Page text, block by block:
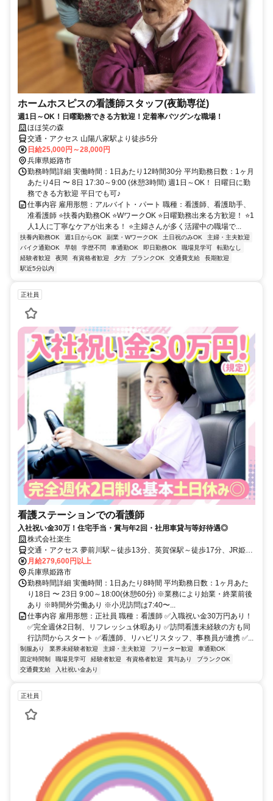
ホームホスピスの看護師スタッフ(夜勤専従)
週1日～OK！日曜勤務できる方歓迎！定着率バツグンな職場！
ほほ笑の森
交通・アクセス 山陽八家駅より徒歩5分
日給25,000円～28,000円
兵庫県姫路市
勤務時間詳細 実働時間：1日あたり12時間30分 平均勤務日数：1ヶ月
あたり4日 〜 8日 17:30～9:00 (休憩3時間) 週1日～OK！ 日曜日に勤
務できる方歓迎 平日でも可♪
仕事内容 雇用形態：アルバイト・パート 職種：看護師、看護助手、
准看護師 ⭐扶養内勤務OK ⭐WワークOK ⭐日曜勤務出来る方歓迎！ ⭐1
人1人に丁寧なケアが出来る！ ⭐主婦さんが多く活躍中の職場で...
扶養内勤務OK 週1日からOK 副業・WワークOK 土日祝のみOK
主婦・主夫歓迎
バイク通勤OK
早朝 学歴不問 車通勤OK 即日勤務OK 職場見学可
転勤なし
経験者歓迎
夜間 有資格者歓迎 夕方 ブランクOK 交通費支給
長期歓迎
駅近5分以内
正社員
看護ステーションでの看護師
入社祝い金30万！住宅手当・賞与年2回・社用車貸与等好待遇◎
株式会社楽生
交通・アクセス 夢前川駅～徒歩13分、英賀保駅～徒歩17分、JR姫路
駅～も通勤圏内◎
月給279,600円以上
兵庫県姫路市
勤務時間詳細 実働時間：1日あたり8時間 平均勤務日数：1ヶ月あた
り18日 〜 23日 9:00～18:00(休憩60分) ※業務により始業・終業前後
あり ※時間外労働あり ※小児訪問は7:40〜...
仕事内容 雇用形態：正社員 職種：看護師 ✅入職祝い金30万円あり！
✅完全週休2日制、リフレッシュ休暇あり ✅訪問看護未経験の方も同
行訪問からスタート ✅看護師、リハビリスタッフ、事務員が連携 ✅...
制服あり 業界未経験者歓迎 主婦・主夫歓迎 フリーター歓迎
車通勤OK
固定時間制
職場見学可 経験者歓迎 有資格者歓迎 賞与あり
ブランクOK
交通費支給
入社祝い金あり
正社員